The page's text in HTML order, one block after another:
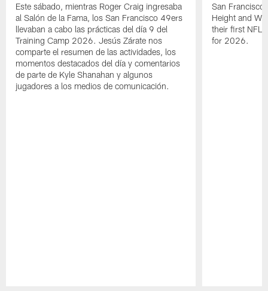
Este sábado, mientras Roger Craig ingresaba
al Salón de la Fama, los San Francisco 49ers
llevaban a cabo las prácticas del día 9 del
Training Camp 2026. Jesús Zárate nos
comparte el resumen de las actividades, los
momentos destacados del día y comentarios
de parte de Kyle Shanahan y algunos
jugadores a los medios de comunicación.
San Francisco
Height and
their first NFL
for 2026.